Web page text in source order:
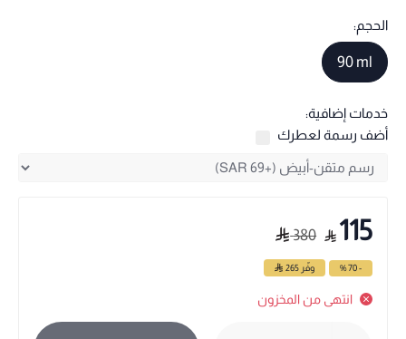
الحجم:
90 ml
خدمات إضافية:
أضف رسمة لعطرك
115
380
- 70 % وفّر 265
انتهى من المخزون